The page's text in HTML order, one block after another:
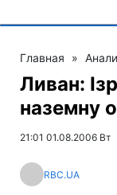
Главная »
Ливан:
наземну
21:01 01.08.2006 Вт
RBC.UA